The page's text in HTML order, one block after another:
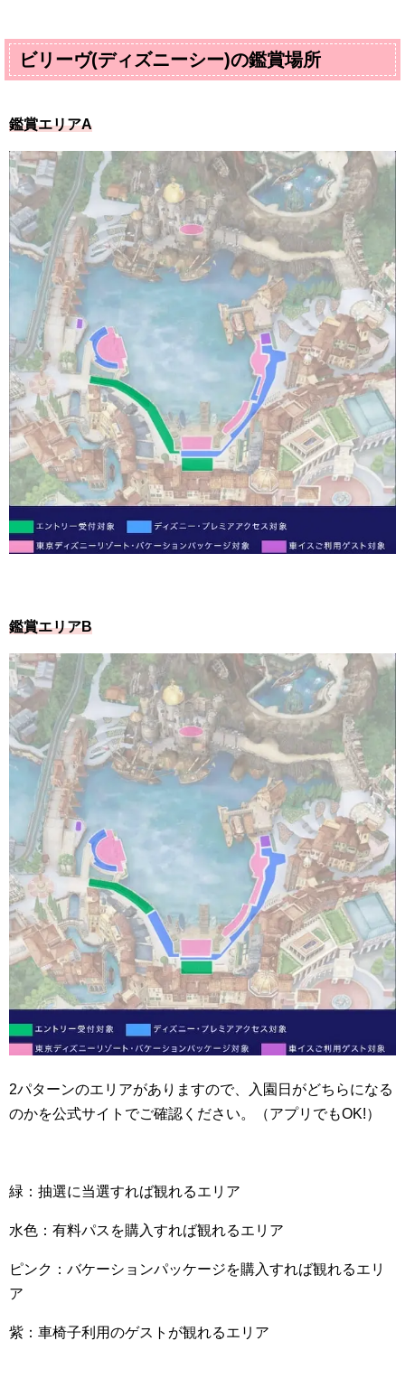
ビリーヴ(ディズニーシー)の鑑賞場所
鑑賞エリアA
鑑賞エリアB
2パターンのエリアがありますので、入園日がどちらになる
のかを公式サイトでご確認ください。（アプリでもOK!）
緑：抽選に当選すれば観れるエリア
水色：有料パスを購入すれば観れるエリア
ピンク：バケーションパッケージを購入すれば観れるエリ
ア
紫：車椅子利用のゲストが観れるエリア